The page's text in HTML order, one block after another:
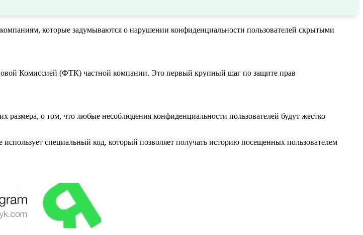
которые задумываются о нарушении конфиденциальности пользователей скрытыми
Комиссией (ФТК) частной компании. Это первый крупный шаг по защите прав
о том, что любые несоблюдения конфиденциальности пользователей будут жестко
специальный код, который позволяет получать историю посещенных пользователем